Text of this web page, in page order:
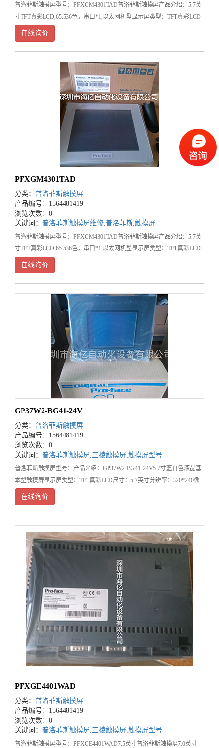
普洛菲斯触摸屏型号：PFXGM4301TAD普洛菲斯触摸屏产品介绍：5.7英
寸TFT真彩LCD,65.536色，串口*1,以太网机型显示屏类型：TFT真彩LCD
显示屏尺寸：5.7英寸分辨率：320*240像素有效显示面积：W15.2mm*H
在线询价
PFXGM4301TAD
分类： 普洛菲斯触摸屏
产品编号：1564481419
浏览次数：0
关键词： 普洛菲斯触摸屏维修,普洛菲斯,触摸屏
普洛菲斯触摸屏型号：PFXGM4301TAD普洛菲斯触摸屏产品介绍：5.7英
寸TFT真彩LCD,65.536色，串口*1,以太网机型显示屏类型：TFT真彩LCD
显示屏尺寸：5.7英寸分辨率：320*240像素有效显示面积：W15.2mm*H
在线询价
GP37W2-BG41-24V
分类： 普洛菲斯触摸屏
产品编号：1564481419
浏览次数：0
关键词： 普洛菲斯触摸屏,三棱触摸屏,触摸屏型号
普洛菲斯触摸屏型号：产品介绍：GP37W2-BG41-24V5.7寸蓝白色液晶基
本型触摸屏显示屏类型：TFT真彩LCD尺寸：5.7英寸分辨率：320*240像
素有效显示面积：W115.2*H86.4mm显示颜色：65536色背光灯：白色LE
在线询价
PFXGE4401WAD
分类： 普洛菲斯触摸屏
产品编号：1564481419
浏览次数：0
关键词： 普洛菲斯触摸屏,三棱触摸屏,触摸屏型号
普洛菲斯触摸屏型号：PFXGE4401WAD7.5英寸普洛菲斯触摸屏7.0英寸